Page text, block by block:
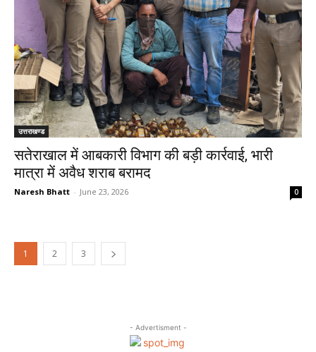
उत्तराखण्ड
सतेराखाल में आबकारी विभाग की बड़ी कार्रवाई, भारी
मात्रा में अवैध शराब बरामद
Naresh Bhatt - June 23, 2026 0
1 2 3
- Advertisment -